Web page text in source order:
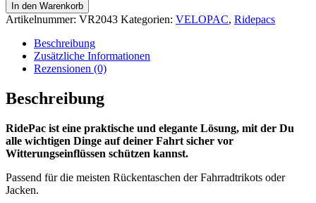
Premium
ALLEZ!
GIRL
Menge
In den Warenkorb
Artikelnummer: VR2043 Kategorien: VELOPAC, Ridepacs
Beschreibung
Zusätzliche Informationen
Rezensionen (0)
Beschreibung
RidePac ist eine praktische und elegante Lösung, mit der Du
alle wichtigen Dinge auf deiner Fahrt sicher vor
Witterungseinflüssen schützen kannst.
Passend für die meisten Rückentaschen der Fahrradtrikots oder
Jacken.